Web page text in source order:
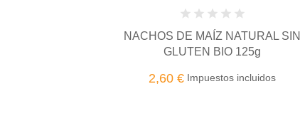
NACHOS DE MAÍZ NATURAL SIN
GLUTEN BIO 125g
2,60 € Impuestos incluidos